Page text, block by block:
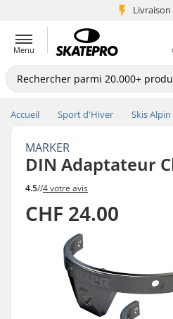
+5 mio
Menu
Accueil Sport d'Hiver Skis Alpin
MARKER
DIN Adaptateur
4.5//4 votre avis
CHF 24.00